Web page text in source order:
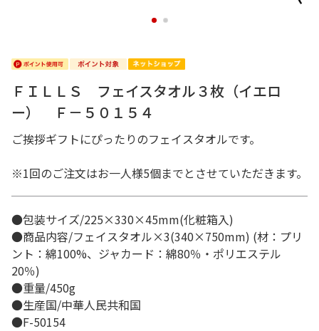
1 2
ＦＩＬＬＳ フェイスタオル３枚（イエロ
ー） Ｆ－５０１５４
ご挨拶ギフトにぴったりのフェイスタオルです。
※1回のご注文はお一人様5個までとさせていただきます。
●包装サイズ/225×330×45mm(化粧箱入)
●商品内容/フェイスタオル×3(340×750mm) (材：プリ
ント：綿100%、ジャカード：綿80％・ポリエステル
20％)
●重量/450g
●生産国/中華人民共和国
●F-50154